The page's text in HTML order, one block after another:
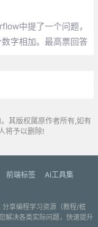
中提了一个问题，
字相加。最高票回答
其版权属原作者所有,如有
将予以删除!
前端标签
AI工具集